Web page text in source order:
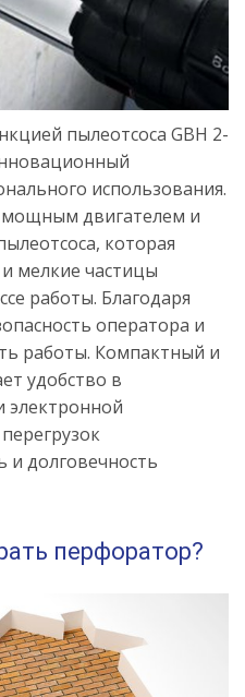
пылеотсоса GBH 2-
использования.
двигателем и
которая
мелкие частицы
работы. Благодаря
оператора и
работы. Компактный и
удобство в
электронной
и долговечность
перфоратор?